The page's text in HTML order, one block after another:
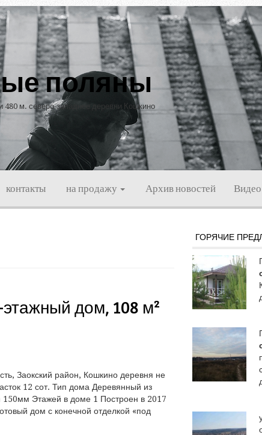
поляны
480 м. северо-западнее деревни Кошкино
контакты на продажу Архив новостей Видео
дом, 108 м²
Заокский район, Кошкино деревня не
12 сот. Тип дома Деревянный из
150мм Этажей в доме 1 Построен в 2017
дом с конечной отделкой «под
ГОРЯЧИЕ